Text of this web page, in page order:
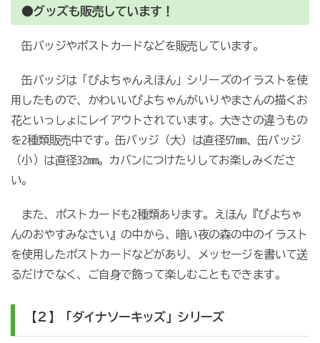
●グッズも販売しています！
缶バッジやポストカードなどを販売しています。
缶バッジは「ぴよちゃんえほん」シリーズのイラストを使
用したもので、かわいいぴよちゃんがいりやまさんの描くお
花といっしょにレイアウトされています。大きさの違うもの
を2種類販売中です。缶バッジ（大）は直径57mm、缶バッジ
（小）は直径32mm。カバンにつけたりしてお楽しみくださ
い。
また、ポストカードも2種類あります。えほん『ぴよちゃ
んのおやすみなさい』の中から、暗い夜の森の中のイラスト
を使用したポストカードなどがあり、メッセージを書いて送
るだけでなく、ご自身で飾って楽しむこともできます。
【２】「ダイナソーキッズ」シリーズ